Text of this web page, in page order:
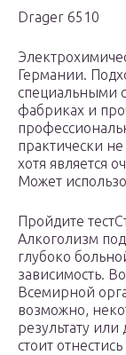
Drager 6510
Германии.
специальными
фабриках и
практически
хотя является
Может
Пройдите
Алкоголизм
глубоко
зависимость.
Всемирной
возможно,
результату
стоит